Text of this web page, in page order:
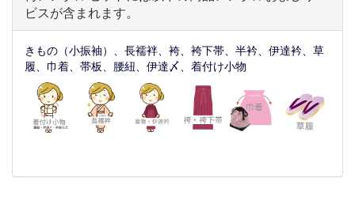
ビスが含まれます。
きもの（小振袖）、長襦袢、袴、袴下帯、半衿、伊達衿、草
履、巾着、帯板、腰紐、伊達〆、着付け小物